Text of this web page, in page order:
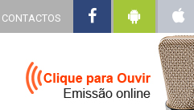
CONTACTOS